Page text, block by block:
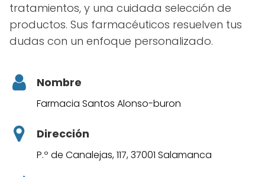
tratamientos, y una cuidada selección de
productos. Sus farmacéuticos resuelven tus
dudas con un enfoque personalizado.
Nombre
Farmacia Santos Alonso-buron
Dirección
P.º de Canalejas, 117, 37001 Salamanca